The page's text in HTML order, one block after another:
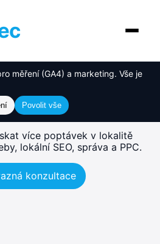
měření (GA4) a marketing. Vše je
Povolit vše
Trutnov –
ready weby
více poptávek v lokalitě
lokální SEO, správa a PPC.
konzultace